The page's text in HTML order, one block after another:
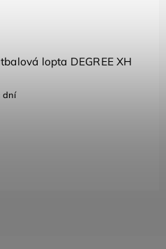
lopta DEGREE XH
dní